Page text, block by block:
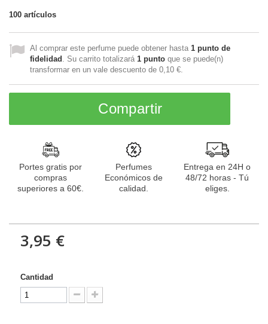
100 artículos
Al comprar este perfume puede obtener hasta 1 punto de
fidelidad . Su carrito totalizará 1 punto que se puede(n)
transformar en un vale descuento de 0,10 €
Compartir
Portes gratis por
compras
superiores a 60€.
Perfumes
Económicos de
calidad.
Entrega en 24H o
48/72 horas - Tú
eliges.
3,95 €
Cantidad